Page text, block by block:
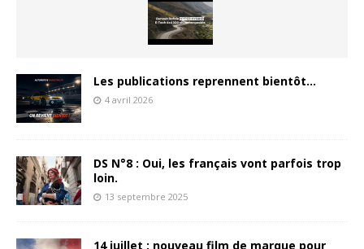
Les publications reprennent bientôt…
4 avril 2026
DS N°8 : Oui, les français vont parfois trop
loin.
13 septembre 2025
14 juillet : nouveau film de marque pour